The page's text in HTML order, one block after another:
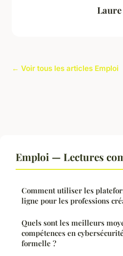
Laure
← Voir tous les articles Emploi
Emploi — Lectures
Comment utiliser les
ligne pour les professions
Quels sont les meilleurs
compétences en
formelle ?